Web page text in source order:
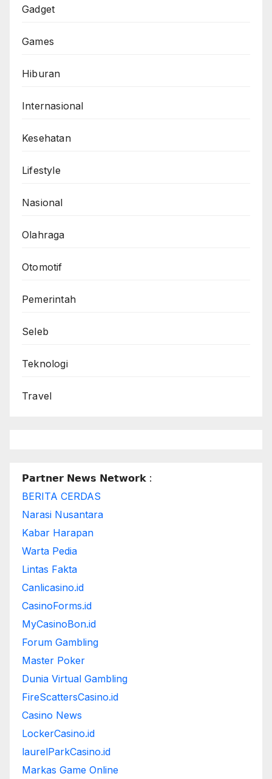
Gadget
Games
Hiburan
Internasional
Kesehatan
Lifestyle
Nasional
Olahraga
Otomotif
Pemerintah
Seleb
Teknologi
Travel
𝗣𝗮𝗿𝘁𝗻𝗲𝗿 𝗡𝗲𝘄𝘀 𝗡𝗲𝘁𝘄𝗼𝗿𝗸 :
BERITA CERDAS
Narasi Nusantara
Kabar Harapan
Warta Pedia
Lintas Fakta
Canlicasino.id
CasinoForms.id
MyCasinoBon.id
Forum Gambling
Master Poker
Dunia Virtual Gambling
FireScattersCasino.id
Casino News
LockerCasino.id
laurelParkCasino.id
Markas Game Online